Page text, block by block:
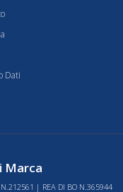
Dati
Marca
| REA DI BO N.365944